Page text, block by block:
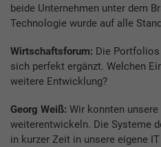
beide Unternehmen unter dem
Technologie wurde auf alle
Wirtschaftsforum: Die Portfolios
sich perfekt ergänzt. Welchen
weitere Entwicklung?
Georg Weiß: Wir konnten
weiterentwickeln. Die Systeme
in kurzer Zeit in unsere eigene